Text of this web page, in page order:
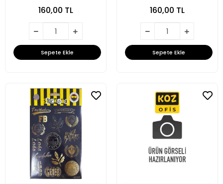
160,00 TL
Sepete Ekle
160,00 TL
Sepete Ekle